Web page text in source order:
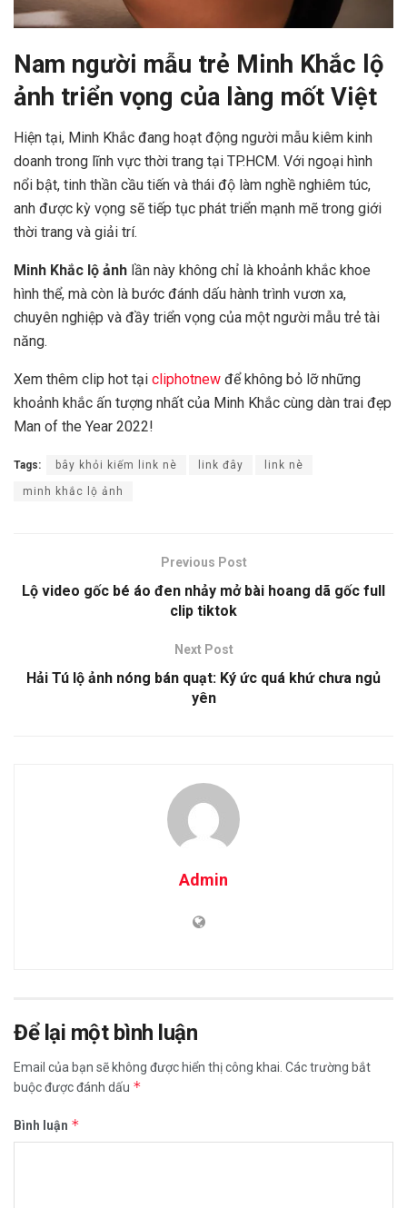
Nam người mẫu trẻ Minh Khắc lộ
ảnh triển vọng của làng mốt Việt
Hiện tại, Minh Khắc đang hoạt động người mẫu kiêm kinh
doanh trong lĩnh vực thời trang tại TP.HCM. Với ngoại hình
nổi bật, tinh thần cầu tiến và thái độ làm nghề nghiêm túc,
anh được kỳ vọng sẽ tiếp tục phát triển mạnh mẽ trong giới
thời trang và giải trí.
Minh Khắc lộ ảnh lần này không chỉ là khoảnh khắc khoe
hình thể, mà còn là bước đánh dấu hành trình vươn xa,
chuyên nghiệp và đầy triển vọng của một người mẫu trẻ tài
năng.
Xem thêm clip hot tại cliphotnew để không bỏ lỡ những
khoảnh khắc ấn tượng nhất của Minh Khắc cùng dàn trai đẹp
Man of the Year 2022!
Tags: bây khỏi kiếm link nè link đây link nè
minh khắc lộ ảnh
Previous Post
Lộ video gốc bé áo đen nhảy mở bài hoang dã gốc full
clip tiktok
Next Post
Hải Tú lộ ảnh nóng bán quạt: Ký ức quá khứ chưa ngủ
yên
Admin
Để lại một bình luận
Email của bạn sẽ không được hiển thị công khai. Các trường bắt
buộc được đánh dấu *
Bình luận *